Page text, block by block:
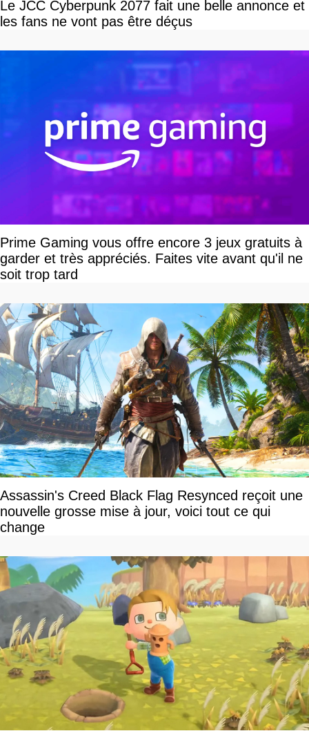
Le JCC Cyberpunk 2077 fait une belle annonce et
les fans ne vont pas être déçus
Prime Gaming vous offre encore 3 jeux gratuits à
garder et très appréciés. Faites vite avant qu'il ne
soit trop tard
Assassin's Creed Black Flag Resynced reçoit une
nouvelle grosse mise à jour, voici tout ce qui
change